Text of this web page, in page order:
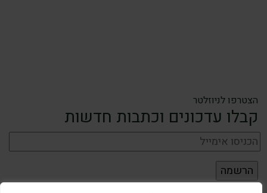
הצטרפו לניוזלטר
קבלו עדכונים וכתבות חדשות